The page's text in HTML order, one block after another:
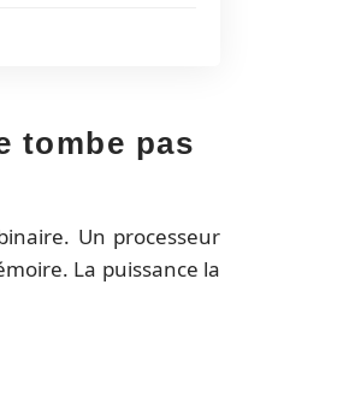
tombe pas
Un processeur
La puissance la